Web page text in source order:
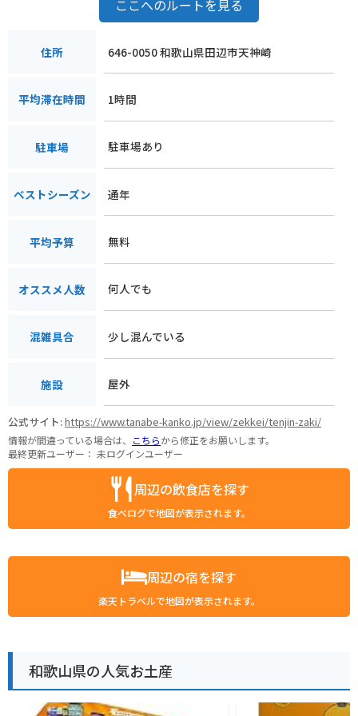
ここへのルートを見る
住所 646-0050 和歌山県田辺市天神崎
平均滞在時間 1時間
駐車場 駐車場あり
ベストシーズン 通年
平均予算 無料
オススメ人数 何人でも
混雑具合 少し混んでいる
施設 屋外
公式サイト:https://www.tanabe-kanko.jp/view/zekkei/tenjin-zaki/
情報が間違っている場合は、 こちらから修正をお願いします。
最終更新ユーザー： 未ログインユーザー
周辺の飲食店を探す
食べログで地図が表示されます。
周辺の宿を探す
楽天トラベルで地図が表示されます。
和歌山県の人気お土産